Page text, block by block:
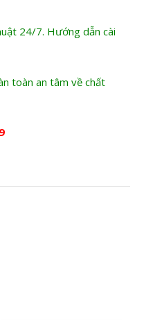
24/7. Hướng dẫn cài
toàn an tâm về chất